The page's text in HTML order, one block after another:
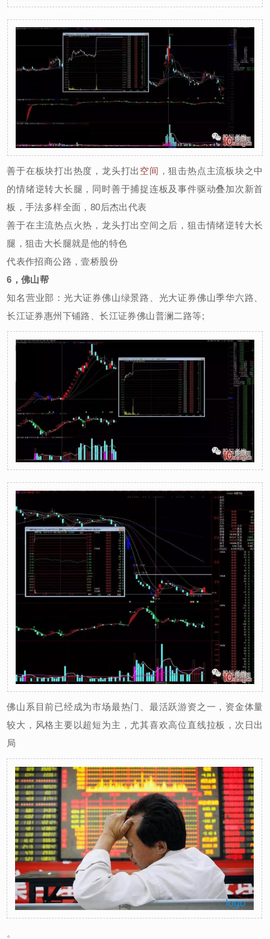
善于在板块打出热度，龙头打出 空间 ，狙击热点主流板块之中
的情绪逆转大长腿，同时善于捕捉连板及事件驱动叠加次新首
板，手法多样全面，80后杰出代表
善于在主流热点火热，龙头打出空间之后，狙击情绪逆转大长
腿，狙击大长腿就是他的特色
代表作招商公路，壹桥股份
6，佛山帮
知名营业部：光大证券佛山绿景路、光大证券佛山季华六路、
长江证券惠州下铺路、长江证券佛山普澜二路等;
佛山系目前已经成为市场最热门、最活跃游资之一，资金体量
较大，风格主要以超短为主，尤其喜欢高位直线拉板，次日出
局
。